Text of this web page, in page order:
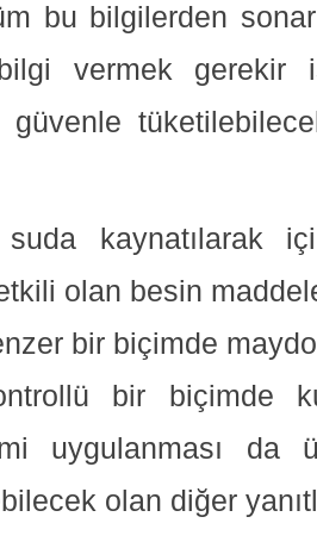
bu bilgilerden
vermek gerekir
güvenle
suda kaynatılarak
olan besin
bir biçimde
bir biçimde
uygulanması da
olan diğer